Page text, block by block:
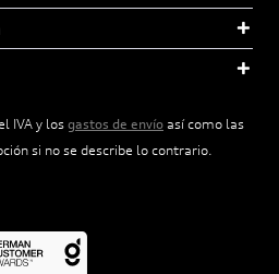
IVA y los gastos de envío así como las
si no se describe lo contrario.